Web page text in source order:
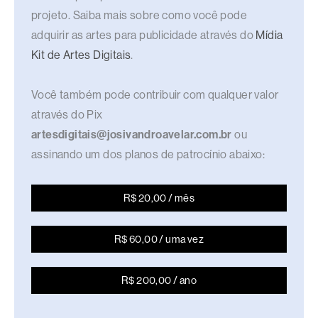
projeto. Saiba mais sobre como você pode
adquirir as artes para publicidade através do Mídia
Kit de Artes Digitais.
Você também pode contribuir com qualquer valor
através do Pix
artesdigitais@josivandroavelar.com.br ou
assinando um dos planos de patrocínio abaixo:
R$ 20,00 / mês
R$ 60,00 / uma vez
R$ 200,00 / ano